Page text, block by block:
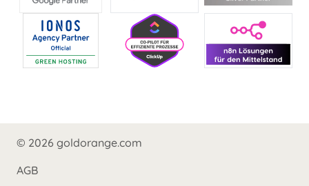
© 2026 goldorange.com
AGB